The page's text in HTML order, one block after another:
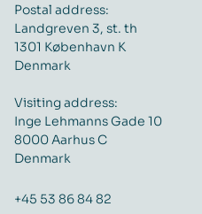
Postal address:
Landgreven 3, st. th
1301 København K
Denmark
Visiting address:
Inge Lehmanns Gade 10
8000 Aarhus C
Denmark
+45 53 86 84 82